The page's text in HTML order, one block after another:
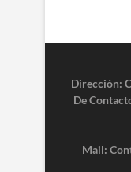
Dirección:
De
Mail: